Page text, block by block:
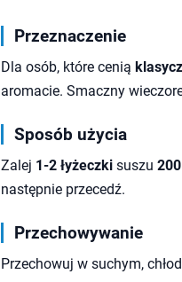
Przeznaczenie
Dla osób, które cenią
aromacie. Smaczny
Sposób użycia
Zalej 1-2 łyżeczki suszu
następnie przecedź.
Przechowywanie
Przechowuj w suchym,